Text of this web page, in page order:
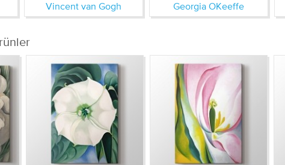
Vincent van Gogh
Georgia OKeeffe